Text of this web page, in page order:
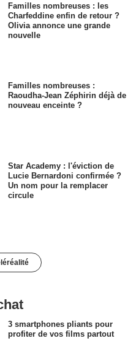
Familles nombreuses : les
Charfeddine enfin de retour ?
Olivia annonce une grande
nouvelle
Familles nombreuses :
Raoudha-Jean Zéphirin déjà de
nouveau enceinte ?
Star Academy : l'éviction de
Lucie Bernardoni confirmée ?
Un nom pour la remplacer
circule
3 smartphones pliants pour
profiter de vos films partout